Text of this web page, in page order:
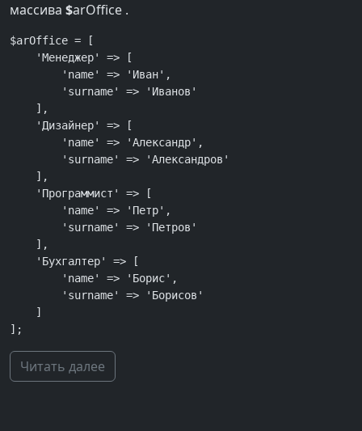
массива $arOffice .
$arOffice = [
];
Читать далее